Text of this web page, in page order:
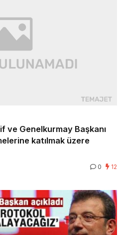
ve Genelkurmay Başkanı
katılmak üzere
0 12